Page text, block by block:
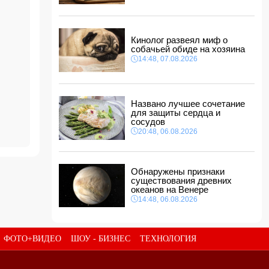
14:14, 07.08.2026
должности посла
14:10, 07.08.2026
Моуринью в шоке после отказа Родри от
перехода в "Реал"
Ильхам Алиев подписал распоряжения в
связи с двумя дипломатами
14:00, 07.08.2026
Прогноз погоды в Азербайджане на 8 августа
12:48, 07.08.2026
В Азербайджане ищут сотрудников с
зарплатой до 10 000 манатов
12:40, 07.08.2026
Кинолог развеял миф о
собачьей обиде на хозяина
14:48, 07.08.2026
Названо лучшее сочетание
для защиты сердца и
сосудов
20:48, 06.08.2026
Обнаружены признаки
существования древних
океанов на Венере
14:48, 06.08.2026
ФОТО+ВИДЕО ШОУ - БИЗНЕС ТЕХНОЛОГИЯ